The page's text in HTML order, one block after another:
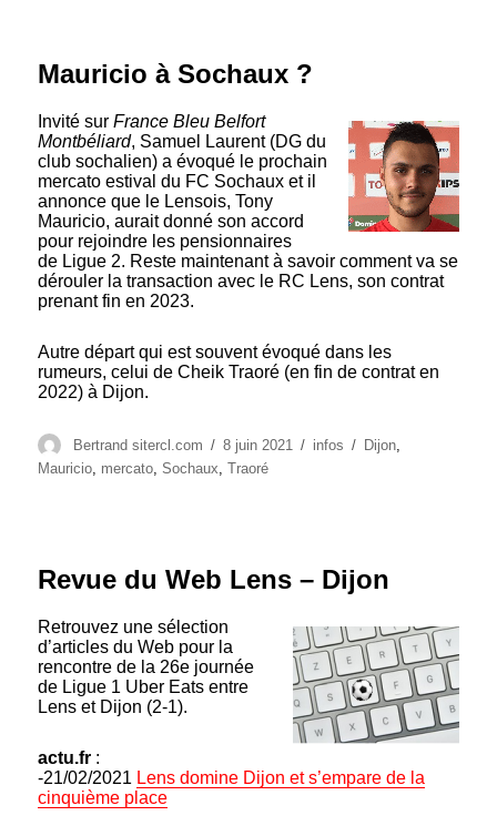
Mauricio à Sochaux ?
Invité surFrance Bleu Belfort
Montbéliard, Samuel Laurent (DG du
club sochalien) a évoqué le prochain
mercato estival du FC Sochaux et il
annonce que le Lensois, Tony
Mauricio, aurait donné son accord
pour rejoindre les pensionnaires
de Ligue 2. Reste maintenant à savoir comment va se
dérouler la transaction avec le RC Lens, son contrat
prenant fin en 2023.
Autre départ qui est souvent évoqué dans les
rumeurs, celui de Cheik Traoré (en fin de contrat en
2022) à Dijon.
Auteur
Bertrand sitercl.com
Publié
le
8 juin 2021 Catégories
infos Étiquettes
Dijon,
Mauricio, mercato,Sochaux,Traoré
Revue du Web Lens – Dijon
Retrouvez une sélection
d’articles du Web pour la
rencontre de la 26e journée
de Ligue 1 Uber Eats entre
Lens et Dijon (2-1).
actu.fr :
-21/02/2021 Lens domine Dijon et s’empare de la
cinquième place